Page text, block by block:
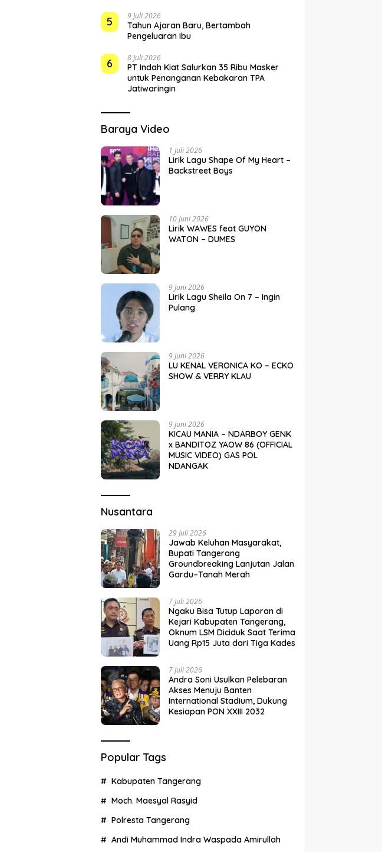
5 9 Juli 2026
Tahun Ajaran Baru, Bertambah
Pengeluaran Ibu
6 8 Juli 2026
PT Indah Kiat Salurkan 35 Ribu Masker
untuk Penanganan Kebakaran TPA
Jatiwaringin
Baraya Video
1 Juli 2026
Lirik Lagu Shape Of My Heart –
Backstreet Boys
10 Juni 2026
Lirik WAWES feat GUYON
WATON – DUMES
9 Juni 2026
Lirik Lagu Sheila On 7 – Ingin
Pulang
9 Juni 2026
LU KENAL VERONICA KO – ECKO
SHOW & VERRY KLAU
9 Juni 2026
KICAU MANIA – NDARBOY GENK
x BANDITOZ YAOW 86 (OFFICIAL
MUSIC VIDEO) GAS POL
NDANGAK
Nusantara
29 Juli 2026
Jawab Keluhan Masyarakat,
Bupati Tangerang
Groundbreaking Lanjutan Jalan
Gardu–Tanah Merah
7 Juli 2026
Ngaku Bisa Tutup Laporan di
Kejari Kabupaten Tangerang,
Oknum LSM Diciduk Saat Terima
Uang Rp15 Juta dari Tiga Kades
7 Juli 2026
Andra Soni Usulkan Pelebaran
Akses Menuju Banten
International Stadium, Dukung
Kesiapan PON XXIII 2032
Popular Tags
Kabupaten Tangerang
Moch. Maesyal Rasyid
Polresta Tangerang
Andi Muhammad Indra Waspada Amirullah